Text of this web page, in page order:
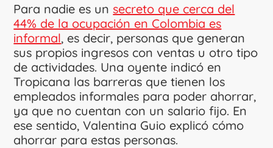
Para nadie es unsecreto que cerca del
44% de la ocupación en Colombia es
informal, es decir, personas que generan
sus propios ingresos con ventas u otro tipo
de actividades. Una oyente indicó en
Tropicana las barreras que tienen los
empleados informales para poder ahorrar,
ya que no cuentan con un salario fijo. En
ese sentido, Valentina Guio explicó cómo
ahorrar para estas personas.